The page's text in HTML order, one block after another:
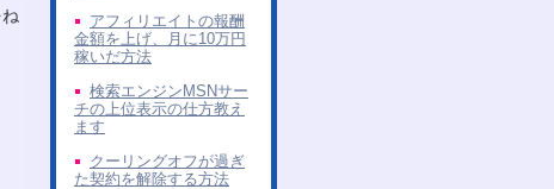
アフィリエイトの報酬
金額を上げ、月に10万円
稼いだ方法
検索エンジンMSNサー
チの上位表示の仕方教え
ます
クーリングオフが過ぎ
た契約を解除する方法